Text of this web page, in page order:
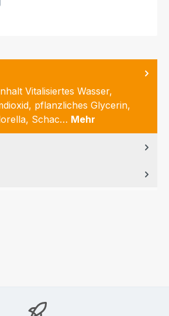
Vitalisiertes Wasser,
pflanzliches Glycerin,
Schac… Mehr